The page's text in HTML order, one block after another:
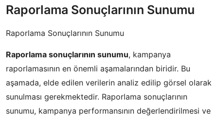
Raporlama Sonuçlarının Sunumu
Raporlama Sonuçlarının Sunumu
Raporlama sonuçlarının sunumu, kampanya
raporlamasının en önemli aşamalarından biridir. Bu
aşamada, elde edilen verilerin analiz edilip görsel olarak
sunulması gerekmektedir. Raporlama sonuçlarının
sunumu, kampanya performansının değerlendirilmesi ve